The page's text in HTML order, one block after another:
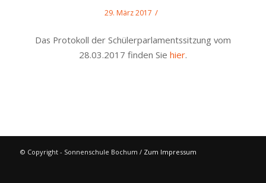
29. März 2017 /
Das Protokoll der Schülerparlamentssitzung vom
28.03.2017 finden Sie hier.
© Copyright - Sonnenschule Bochum / Zum Impressum